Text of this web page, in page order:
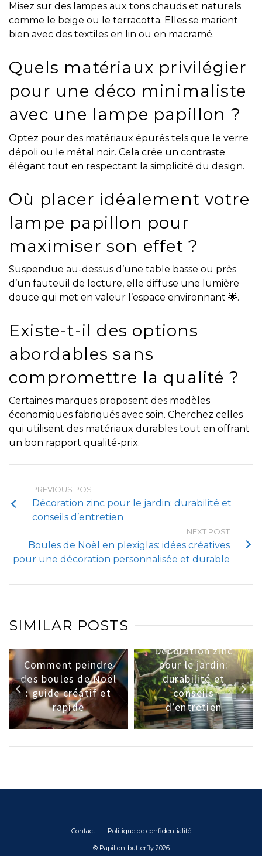
Misez sur des lampes aux tons chauds et naturels
comme le beige ou le terracotta. Elles se marient
bien avec des textiles en lin ou en macramé.
Quels matériaux privilégier
pour une déco minimaliste
avec une lampe papillon ?
Optez pour des matériaux épurés tels que le verre
dépoli ou le métal noir. Cela crée un contraste
élégant tout en respectant la simplicité du design.
Où placer idéalement votre
lampe papillon pour
maximiser son effet ?
Suspendue au-dessus d’une table basse ou près
d’un fauteuil de lecture, elle diffuse une lumière
douce qui met en valeur l’espace environnant 🌟.
Existe-t-il des options
abordables sans
compromettre la qualité ?
Certaines marques proposent des modèles
économiques fabriqués avec soin. Cherchez celles
qui utilisent des matériaux durables tout en offrant
un bon rapport qualité-prix.
PREVIOUS POST
Décoration zinc pour le jardin: durabilité et
conseils d’entretien
NEXT POST
Boules de Noël en plexiglas: idées créatives
pour une décoration personnalisée et durable
SIMILAR POSTS
Comment peindre
des boules de Noël
: guide créatif et
rapide
Décoration zinc
pour le jardin:
durabilité et
conseils
d’entretien
Contact Politique de confidentialité
© Papillon-butterfly 2026